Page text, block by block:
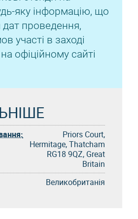
яку інформацію, що
дат проведення,
участі в заході
офіційному сайті
Priors Court,
Hermitage, Thatcham
RG18 9QZ, Great
Britain
Великобританія